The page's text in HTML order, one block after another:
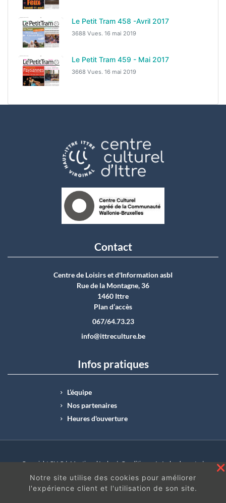
Le Petit Tram 458 -Avril 2017
3688 Vues. 16 mai 2019
Le Petit Tram 459 - Mai 2017
3668 Vues. 16 mai 2019
Contact
Centre de Loisirs et d'Information asbI
Rue de la Montagne, 36
1460 Ittre
Plan d’accès
067/64.73.23
info@ittreculture.be
Infos pratiques
L’équipe
Nos partenaires
Heures d'ouverture
Copyright CLI © | Mentions légales | Conditions générales de vente |
N°Entreprise : BE0414.742.009 |
BE50 0012 6285 4518
Notre site utilise des cookies pour améliorer
l'expérience client et l'utilisation de son site.